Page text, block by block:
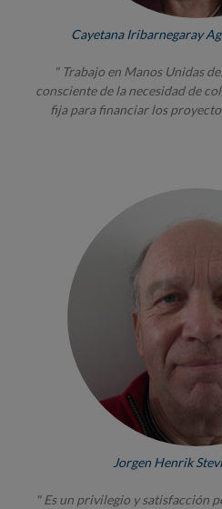
Cayetana Iribarnegaray
" Trabajo en Manos Unidas
consciente de la necesidad de
fija para financiar los
Jorgen Henrik
" Es un privilegio y satisfacción